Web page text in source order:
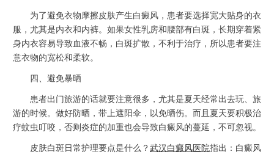
为了避免衣物摩擦皮肤产生白癜风，患者要选择宽大贴身的衣
服，尤其是内衣和内裤。如果女性乳房和腰部有白斑，长期穿着紧
身内衣容易导致血液不畅，白斑扩散，不利于治疗，所以患者要注
意衣物的宽松和柔软。
四、避免暴晒
患者出门旅游的话就要注意很多，尤其是夏天经常出去玩、旅
游的时候。做好防晒，带上遮阳伞，以免晒伤。而且夏天要积极治
疗蚊虫叮咬，否则炎症的加重也会导致白癜风的蔓延，不可忽视。
皮肤白斑日常护理要点是什么？ 武汉白癜风医院指出：白癜风